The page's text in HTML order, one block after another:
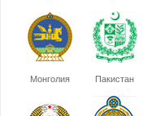
Монголия Пакистан